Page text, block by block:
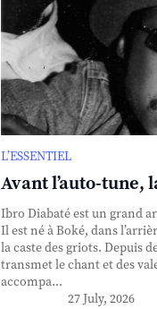
L’ESSENTIEL
Avant l’auto-tune,
Ibro Diabaté est un grand
Il est né à Boké, dans
la caste des griots. Depuis
transmet le chant et des
accompa...
27 July, 2026